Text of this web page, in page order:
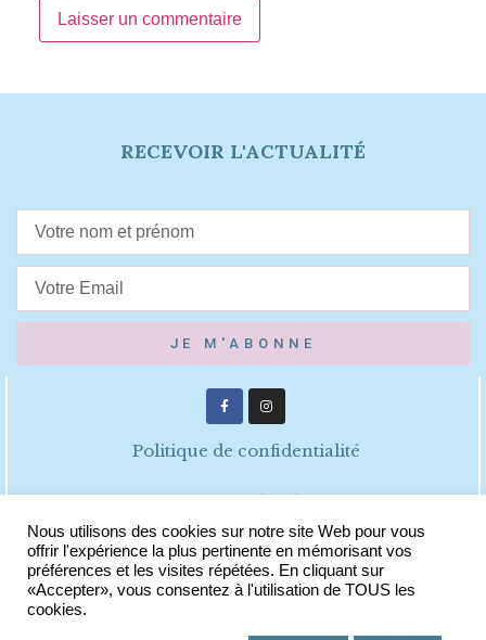
Politique de confidentialité
CGV
RECEVOIR L'ACTUALITÉ
JE M'ABONNE
Nous utilisons des cookies sur notre site Web pour vous
offrir l'expérience la plus pertinente en mémorisant vos
préférences et les visites répétées. En cliquant sur
«Accepter», vous consentez à l'utilisation de TOUS les
cookies.